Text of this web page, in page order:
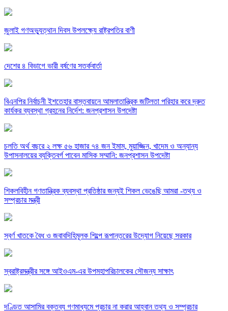
জুলাই গণঅভ্যুত্থান দিবস উপলক্ষ্যে রাষ্ট্রপতির বাণী
দেশের ৪ বিভাগে ভারী বর্ষণের সতর্কবার্তা
বিএনপির নির্বাচনী ইশতেহার বাস্তবায়নে আমলাতান্ত্রিক জটিলতা পরিহার করে দ্রুত
কার্যকর ব্যবস্থা গ্রহনের নির্দেশ: জনপ্রশাসন উপদেষ্টা
চলতি অর্থ বছরে ২ লক্ষ ৫৬ হাজার ৭৪ জন ইমাম, মুয়াজ্জিন, খাদেম ও অন্যান্য
উপাসনালয়ের ব্যক্তিবর্গ পাবেন মাসিক সম্মানি: জনপ্রশাসন উপদেষ্টা
শিকলবিহীন গণতান্ত্রিক ব্যবস্থা প্রতিষ্ঠার জন্যই শিকল ভেঙেছি আমরা -তথ্য ও
সম্প্রচার মন্ত্রী
স্বর্ণ খাতকে বৈধ ও জবাবদিহিমূলক শিল্পে রূপান্তরের উদ্যোগ নিয়েছে সরকার
স্বরাষ্ট্রমন্ত্রীর সঙ্গে আইওএম-এর উপমহাপরিচালকের সৌজন্য সাক্ষাৎ
দণ্ডিত আসামির বক্তব্য গণমাধ্যমে প্রচার না করার আহ্বান তথ্য ও সম্প্রচার